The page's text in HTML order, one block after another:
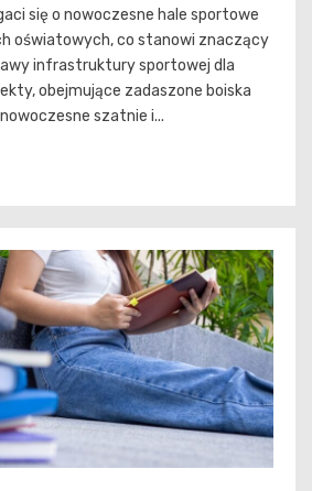
się o nowoczesne hale sportowe
oświatowych, co stanowi znaczący
infrastruktury sportowej dla
obejmujące zadaszone boiska
szatnie i...